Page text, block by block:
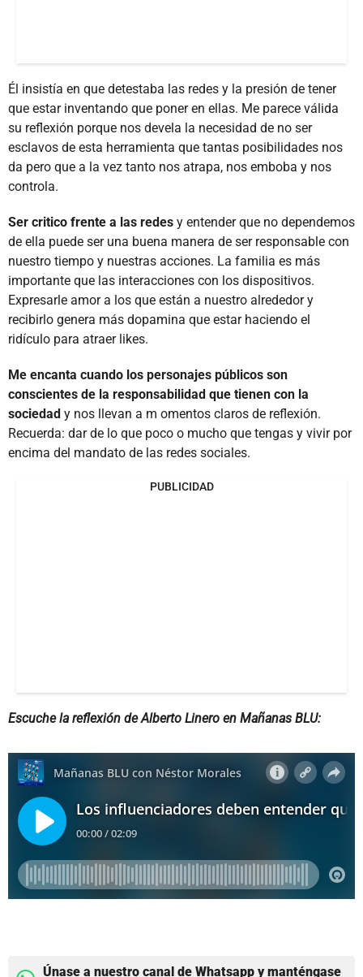
Él insistía en que detestaba las redes y la presión de tener
que estar inventando que poner en ellas. Me parece válida
su reflexión porque nos devela la necesidad de no ser
esclavos de esta herramienta que tantas posibilidades nos
da pero que a la vez tanto nos atrapa, nos emboba y nos
controla.
Ser critico frente a las redes y entender que no dependemos
de ella puede ser una buena manera de ser responsable con
nuestro tiempo y nuestras acciones. La familia es más
importante que las interacciones con los dispositivos.
Expresarle amor a los que están a nuestro alrededor y
recibirlo genera más dopamina que estar haciendo el
ridículo para atraer likes.
Me encanta cuando los personajes públicos son
conscientes de la responsabilidad que tienen con la
sociedad y nos llevan a m omentos claros de reflexión.
Recuerda: dar de lo que poco o mucho que tengas y vivir por
encima del mandato de las redes sociales.
PUBLICIDAD
Escuche la reflexión de Alberto Linero en Mañanas BLU:
Únase a nuestro canal de Whatsapp y manténgase